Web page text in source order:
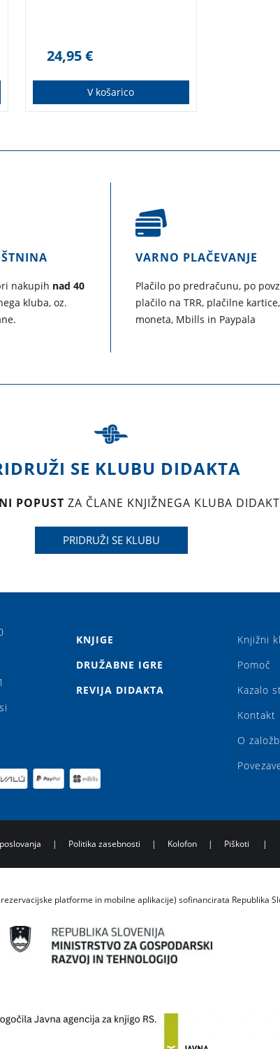
24,95€
V košarico
nakupih nad 40
kluba, oz.
VARNO PLAČEVANJE
Plačilo po predračunu, po
plačilo na TRR, plačilne
moneta, Mbills in Paypala
SE KLUBU DIDAKTA
POPUST ZA ČLANE KNJIŽNEGA KLUBA
PRIDRUŽI SE KLUBU
KNJIGE
DRUŽABNE IGRE
REVIJA DIDAKTA
Knjižni
Pomoč
Kazalo
Kontakt
O
| Politika zasebnosti | Kolofon | Piškoti |
platforme in mobilne aplikacije) sofinancirata Republika